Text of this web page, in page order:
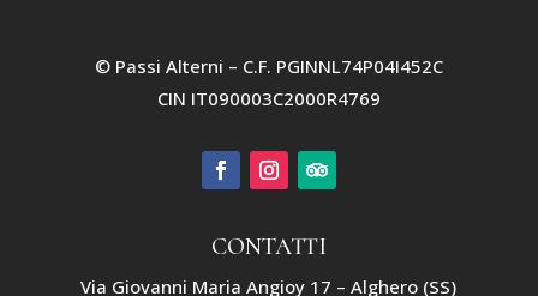
© Passi Alterni – C.F. PGINNL74P04I452C
CIN IT090003C2000R4769
CONTATTI
Via Giovanni Maria Angioy 17 – Alghero (SS)